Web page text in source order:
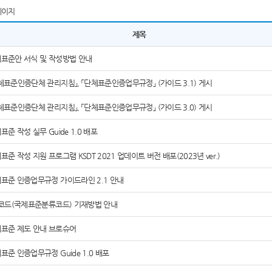
지
제목
준안 서식 및 작성방법 안내
표준인증단체 관리지침」, 「단체표준인증업무규정」 (가이드 3.1) 게시
표준인증단체 관리지침」, 「단체표준인증업무규정」 (가이드 3.0) 게시
준 작성 실무 Guide 1.0 배포
준 작성 지원 프로그램 KSDT 2021 업데이트 버전 배포(2023년 ver.)
준 인증업무규정 가이드라인 2.1 안내
드(국제표준분류코드) 기재방법 안내
준 제도 안내 브로슈어
준 인증업무규정 Guide 1.0 배포